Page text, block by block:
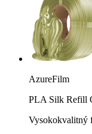
AzureFilm
PLA Silk Refill
Vysokokvalitný